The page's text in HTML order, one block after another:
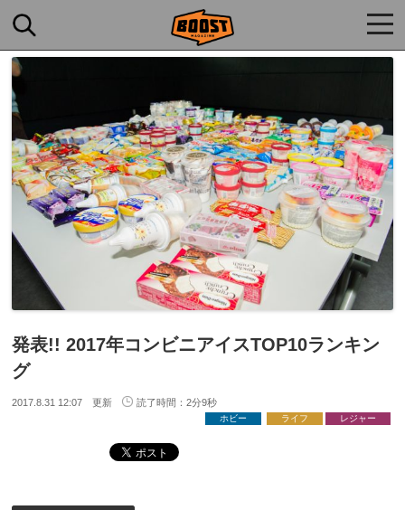
発表!! 2017年コンビニアイスTOP10ランキン
グ
2017.8.31 12:07 更新 読了時間：2分9秒
ホビー ライフ レジャー